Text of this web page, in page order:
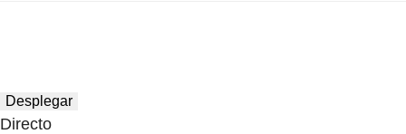
Desplegar
Directo